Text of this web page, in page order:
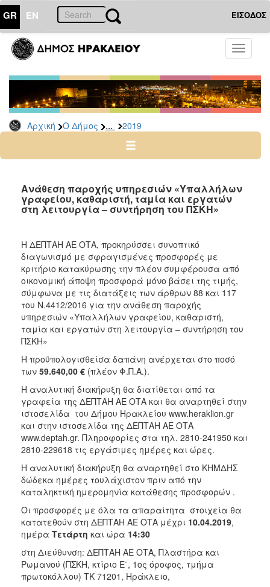
GR EN ΕΙΣΟΔΟΣ
Toggle
Αρχική Ο Δήμος ... 2019
ΔΗΜΟΣ
Διακηρύξεις
Δημοπρασίες
Αρχείο
2025
2023
2022
2020
2019
2018
2017
2016
2013
ΤΟΠΟΣ
ΑΝΘΕΚΤΙΚΗ
ΠΟΛΗ
Ανάθεση παροχής υπηρεσιών «Υπαλλήλων
γραφείου, καθαριστή, ταμία και εργατών
στη λειτουργία – συντήρηση του ΠΣΚΗ»
Η ΔΕΠΤΑΗ ΑΕ ΟΤΑ, προκηρύσσει συνοπτικό
διαγωνισμό με σφραγισμένες προσφορές με
κριτήριο κατακύρωσης την πλέον συμφέρουσα από
οικονομική άποψη προσφορά μόνο βάσει της τιμής,
σύμφωνα με τις διατάξεις των άρθρων 88 και 117
του Ν.4412/2016 για την ανάθεση παροχής
υπηρεσιών «Υπαλλήλων γραφείου, καθαριστή,
ταμία και εργατών στη λειτουργία – συντήρηση του
ΠΣΚΗ»
Η προϋπολογισθείσα δαπάνη ανέρχεται στο ποσό
των 59.640,00 € (πλέον Φ.Π.Α.).
Η αναλυτική διακήρυξη θα διατίθεται από τα
γραφεία της ΔΕΠΤΑΗ ΑΕ ΟΤΑ και θα αναρτηθεί στην
ιστοσελίδα του Δήμου Ηρακλείου www.heraklion.gr
και στην ιστοσελίδα της ΔΕΠΤΑΗ ΑΕ ΟΤΑ
www.deptah.gr. Πληροφορίες στα τηλ. 2810-241950 και
2810-229618 τις εργάσιμες ημέρες και ώρες.
Η αναλυτική διακήρυξη θα αναρτηθεί στο ΚΗΜΔΗΣ
δώδεκα ημέρες τουλάχιστον πριν από την
καταληκτική ημερομηνία κατάθεσης προσφορών .
Οι προσφορές με όλα τα απαραίτητα στοιχεία θα
κατατεθούν στη ΔΕΠΤΑΗ ΑΕ ΟΤΑ μέχρι 10.04.2019,
ημέρα Τετάρτη και ώρα 14:30
στη Διεύθυνση: ΔΕΠΤΑΗ ΑΕ ΟΤΑ, Πλαστήρα και
Ρωμανού (ΠΣΚΗ, κτίριο Ε΄, 1ος όροφος, τμήμα
πρωτοκόλλου) ΤΚ 71201, Ηράκλειο,